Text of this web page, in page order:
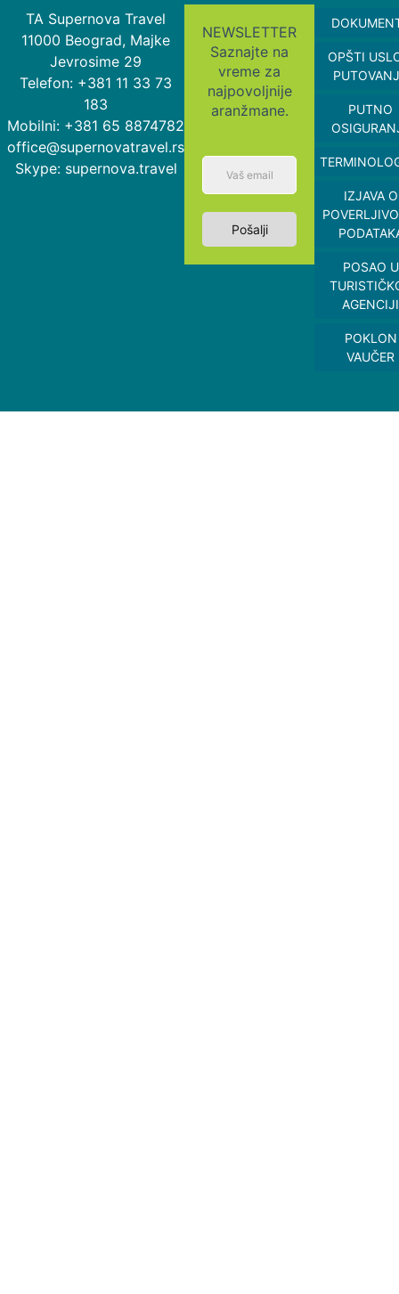
TA Supernova Travel
11000 Beograd, Majke
Jevrosime 29
Telefon: +381 11 33 73
183
Mobilni: +381 65 8874782
office@supernovatravel.rs
Skype: supernova.travel
NEWSLETTER
Saznajte na
vreme za
najpovoljnije
aranžmane.
Pošalji
OPŠTI
PUTNO
IZJAVA O
POSAO U
AGENCIJI
POKLON
VAUČER